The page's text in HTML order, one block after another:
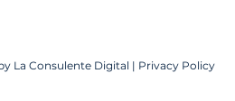
La Consulente Digital | Privacy Policy